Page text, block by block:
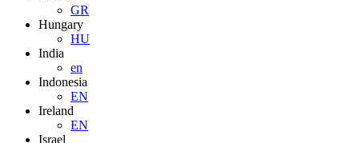
GR
Hungary
HU
India
en
Indonesia
EN
Ireland
EN
Israel